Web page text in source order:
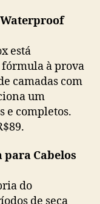
está
à prova
camadas com
um
e completos.
para Cabelos
do